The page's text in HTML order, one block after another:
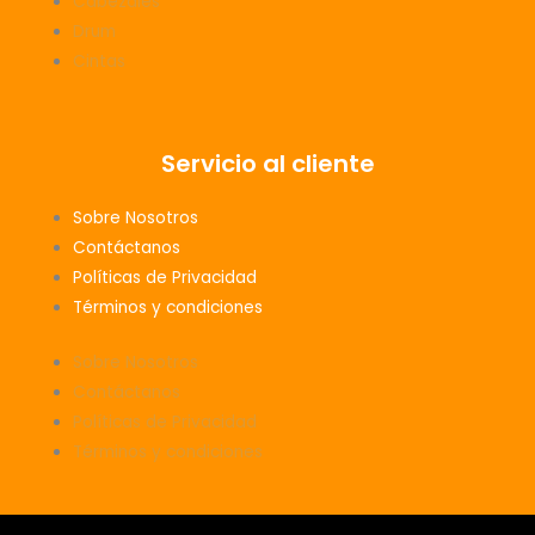
Drum
Cintas
Servicio al cliente
Sobre Nosotros
Contáctanos
Políticas de Privacidad
Términos y condiciones
Sobre Nosotros
Contáctanos
Políticas de Privacidad
Términos y condiciones